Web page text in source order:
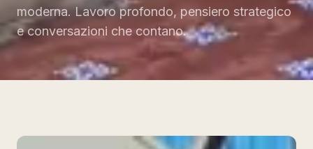
moderna. Lavoro profondo, pensiero strategico
e conversazioni che contano.